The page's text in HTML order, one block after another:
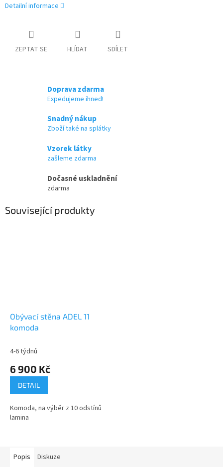
Detailní informace
ZEPTAT SE HLÍDAT SDÍLET
Doprava zdarma
Expedujeme ihned!
Snadný nákup
Zboží také na splátky
Vzorek látky
zašleme zdarma
Dočasné uskladnění
zdarma
Související produkty
Obývací stěna ADEL 11
komoda
4-6 týdnů
6 900 Kč
DETAIL
Komoda, na výběr z 10 odstínů
lamina
Popis Diskuze